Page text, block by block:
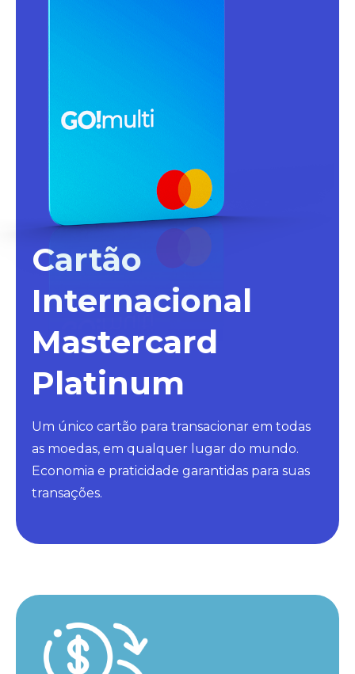
Cartão
Internacional
Mastercard
Platinum
Um único cartão para transacionar em todas
as moedas, em qualquer lugar do mundo.
Economia e praticidade garantidas para suas
transações.